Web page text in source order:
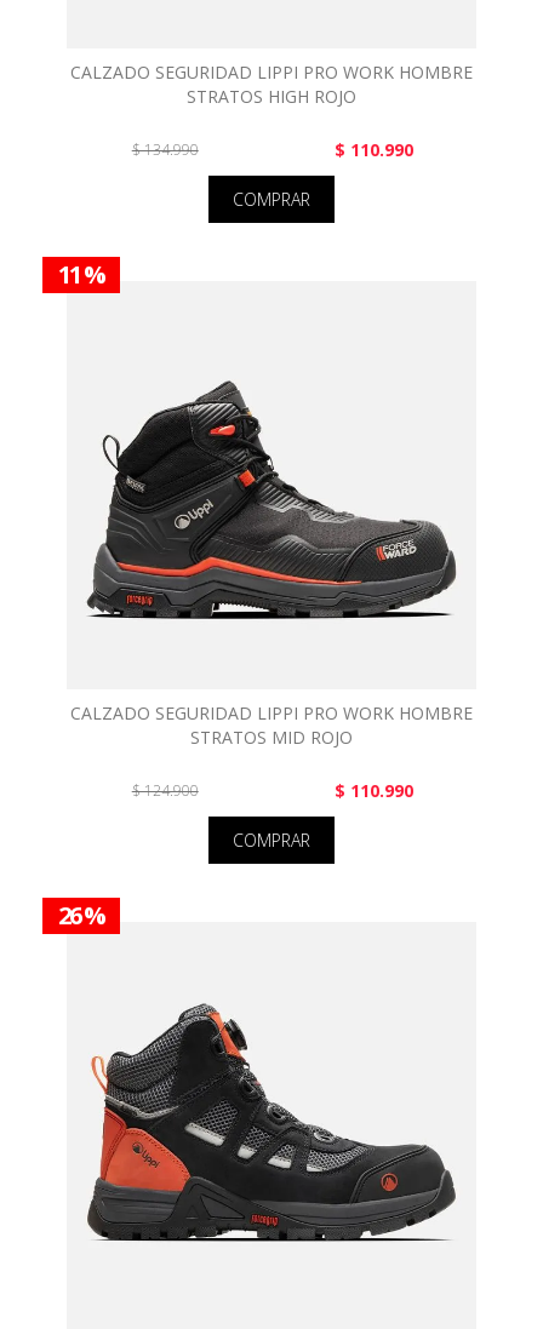
CALZADO SEGURIDAD LIPPI PRO WORK HOMBRE
STRATOS HIGH ROJO
$ 134.990 $ 110.990
COMPRAR
11 %
CALZADO SEGURIDAD LIPPI PRO WORK HOMBRE
STRATOS MID ROJO
$ 124.900 $ 110.990
COMPRAR
26 %